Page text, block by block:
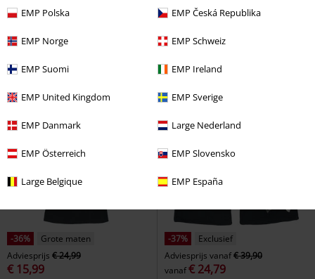
EMP Polska EMP Česká Republika
EMP Norge EMP Schweiz
EMP Suomi EMP Ireland
EMP United Kingdom EMP Sverige
EMP Danmark Large Nederland
EMP Österreich EMP Slovensko
Large Belgique EMP España
Woodstock Peanuts
korte mouwen
The Amazing Spider-Man
Spider-Man
-36%
Grote maten
Adviesprijs € 24,99
€ 15,99
-37%
Exclusief
Adviesprijs vanaf€ 39,90
vanaf€ 24,79